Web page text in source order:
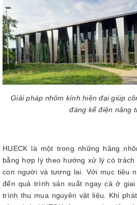
Giải pháp nhôm kính hiện đại giúp
đáng kể điện năng
HUECK là một trong những hãng
bằng hợp lý theo hướng xử lý có trách
con người và tương lai. Với mục tiêu
đến quá trình sản xuất ngay cả ở
trình thu mua nguyên vật liệu. Khi